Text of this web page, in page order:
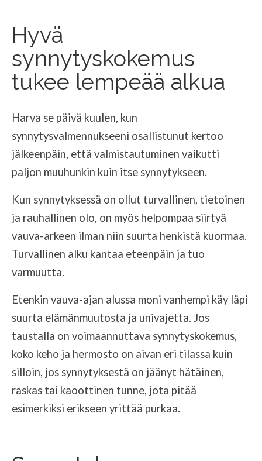
Hyvä
synnytyskokemus
tukee lempeää alkua
Harva se päivä kuulen, kun
synnytysvalmennukseeni osallistunut kertoo
jälkeenpäin, että valmistautuminen vaikutti
paljon muuhunkin kuin itse synnytykseen.
Kun synnytyksessä on ollut turvallinen, tietoinen
ja rauhallinen olo, on myös helpompaa siirtyä
vauva-arkeen ilman niin suurta henkistä kuormaa.
Turvallinen alku kantaa eteenpäin ja tuo
varmuutta.
Etenkin vauva-ajan alussa moni vanhempi käy läpi
suurta elämänmuutosta ja univajetta. Jos
taustalla on voimaannuttava synnytyskokemus,
koko keho ja hermosto on aivan eri tilassa kuin
silloin, jos synnytyksestä on jäänyt hätäinen,
raskas tai kaoottinen tunne, jota pitää
esimerkiksi erikseen yrittää purkaa.